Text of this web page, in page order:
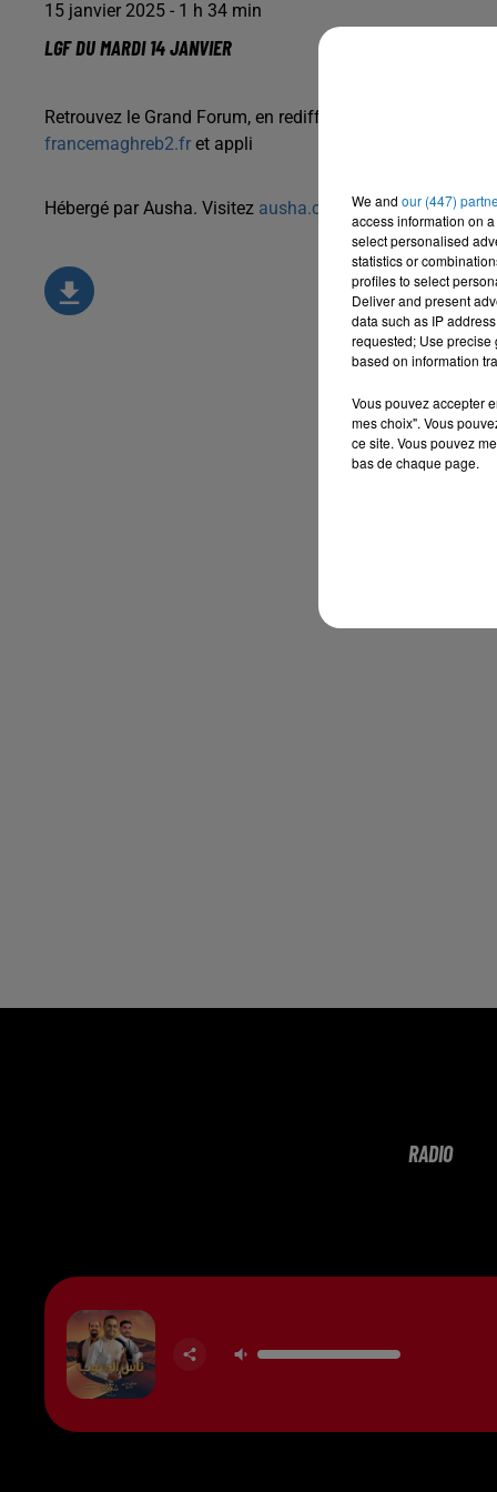
15 janvier 2025 - 1 h 34 min
LGF DU MARDI 14 JANVIER
Retrouvez le Grand Forum, en rediffusion tous les jours
francemaghreb2.fr et appli
Hébergé par Ausha. Visitez ausha.co/politique-de-
RADIO
We and our (447)
access information on
select personalised
statistics or
profiles to select
Deliver and present
data such as IP
requested; Use precise
based on information
Vous pouvez accepter
mes choix". Vous
ce site. Vous pouvez
bas de chaque page.